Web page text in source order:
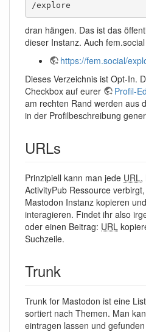
/explore
dran hängen. Das ist das
dieser Instanz. Auch
https://fem.social/
Dieses Verzeichnis ist Opt-In.
Checkbox auf eurer
Profil-
am rechten Rand werden aus
in der Profilbeschreibung
URLs
Prinzipiell kann man jede URL,
ActivityPub Ressource
Mastodon Instanz kopieren
interagieren. Findet ihr also
oder einen Beitrag: URL
Suchzeile.
Trunk
Trunk for Mastodon ist eine
sortiert nach Themen. Man
eintragen lassen und